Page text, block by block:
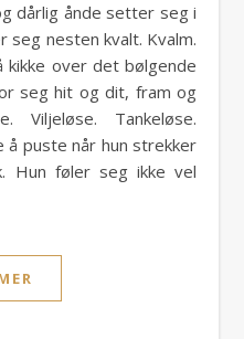
dårlig ånde setter seg i
seg nesten kvalt. Kvalm.
over det bølgende
seg hit og dit, fram og
Viljeløse. Tankeløse.
puste når hun strekker
Hun føler seg ikke vel